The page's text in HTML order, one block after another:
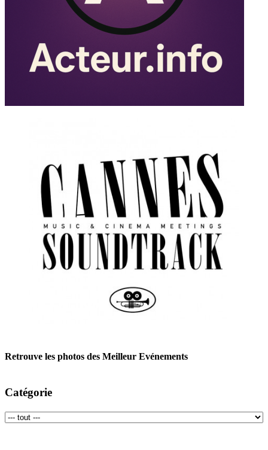
Retrouve les photos des Meilleur Evénements
Catégorie